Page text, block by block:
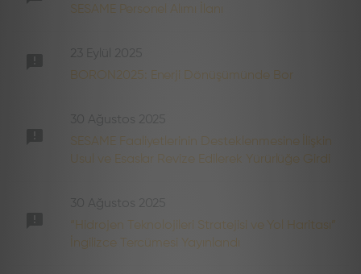
SESAME Personel Alımı İlanı
BORON2025: Enerji Dönüşümünde Bor
SESAME Faaliyetlerinin Desteklenmesine İlişkin
Usul ve Esaslar Revize Edilerek Yürürlüğe Girdi
“Hidrojen Teknolojileri Stratejisi ve Yol Haritası”
İngilizce Tercümesi Yayınlandı